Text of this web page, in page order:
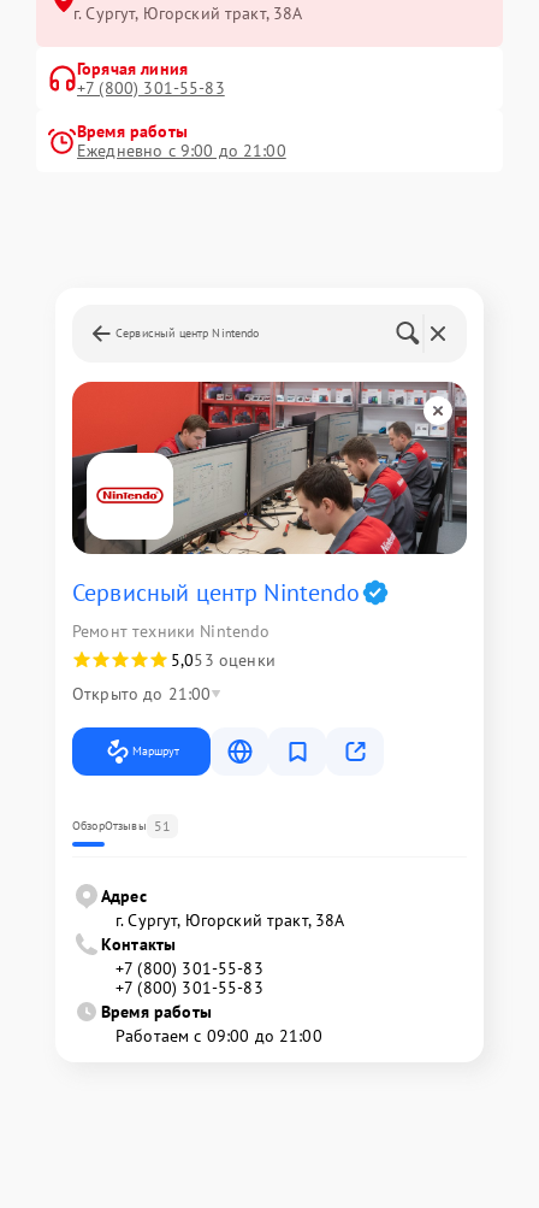
г. Сургут, Югорский тракт, 38А
Горячая линия
+7 (800) 301-55-83
Время работы
Ежедневно с 9:00 до 21:00
Сервисный центр Nintendo
Сервисный центр Nintendo
Ремонт техники Nintendo
5,053 оценки
Открыто до 21:00
Маршрут
ОбзорОтзывы 51
Адрес
г. Сургут, Югорский тракт, 38А
Контакты
+7 (800) 301-55-83
+7 (800) 301-55-83
Время работы
Работаем с 09:00 до 21:00